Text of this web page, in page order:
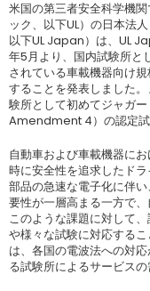
米国の第三者安全科学機
ック、以下UL）の日本法
以下UL Japan）は、UL
年5月より、国内試験所と
されている車載機器向け
することを発表しました
験所として初めてジャガ
Amendment 4）の認定試
自動車および車載機器に
時に安全性を追求したド
部品の急速な電子化に伴
要性が一層高まる一方で
このような課題に対して
や様々な試験に対応する
は、各国の電波法への対
る試験所によるサービスの